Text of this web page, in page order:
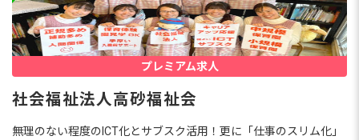
社会福祉法人高砂福祉会
無理のない程度のICT化とサブスク活用！更に「仕事のスリム化」
プレミアム求人